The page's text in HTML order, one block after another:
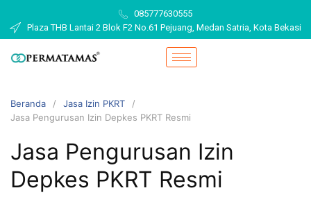
085777630555
Plaza THB Lantai 2 Blok F2 No.61 Pejuang, Medan Satria, Kota Bekasi
Beranda
Jasa Izin PKRT
Jasa Pengurusan Izin Depkes PKRT Resmi
Jasa Pengurusan Izin
Depkes PKRT Resmi